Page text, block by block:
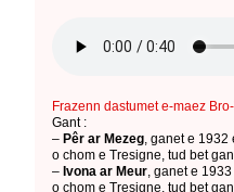
Frazenn dastumet e-maez
Gant :
– Pêr ar Mezeg ganet e 1932
o chom e Tresigne tud bet
– Ivona ar Meur ganet e
o chom e Tresigne tud bet